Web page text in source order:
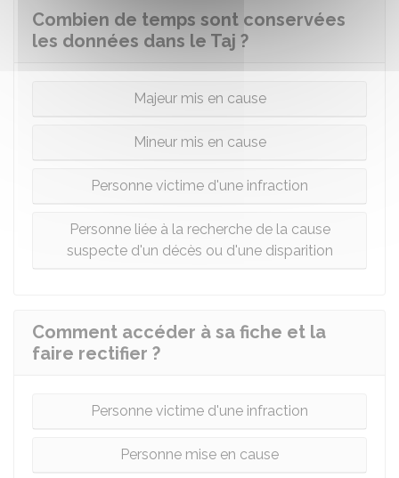
Combien de temps sont conservées
les données dans le Taj ?
Majeur mis en cause
Mineur mis en cause
Personne victime d'une infraction
Personne liée à la recherche de la cause
suspecte d'un décès ou d'une disparition
Comment accéder à sa fiche et la
faire rectifier ?
Personne victime d'une infraction
Personne mise en cause